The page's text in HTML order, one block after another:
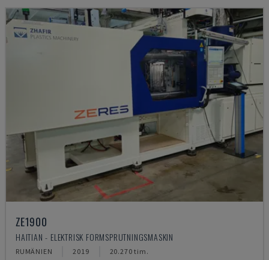
ZE1900
HAITIAN - ELEKTRISK FORMSPRUTNINGSMASKIN
RUMÄNIEN 2019 20.270 tim.